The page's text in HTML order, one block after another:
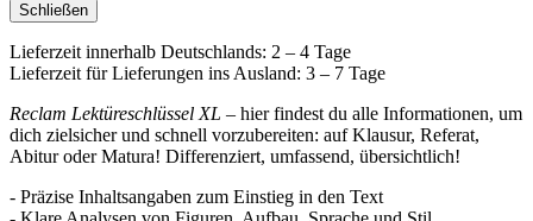
Schließen
Lieferzeit innerhalb Deutschlands: 2 – 4 Tage
Lieferzeit für Lieferungen ins Ausland: 3 – 7 Tage
Reclam Lektüreschlüssel XL – hier findest du alle Informationen, um
dich zielsicher und schnell vorzubereiten: auf Klausur, Referat,
Abitur oder Matura! Differenziert, umfassend, übersichtlich!
- Präzise Inhaltsangaben zum Einstieg in den Text